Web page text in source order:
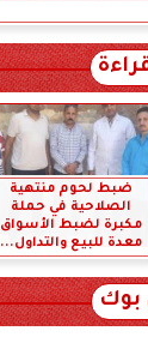
ضبط لحوم منتهية
الصلاحية في حملة
مكبرة لضبط الأسواق
معدة للبيع والتداول...
بوك